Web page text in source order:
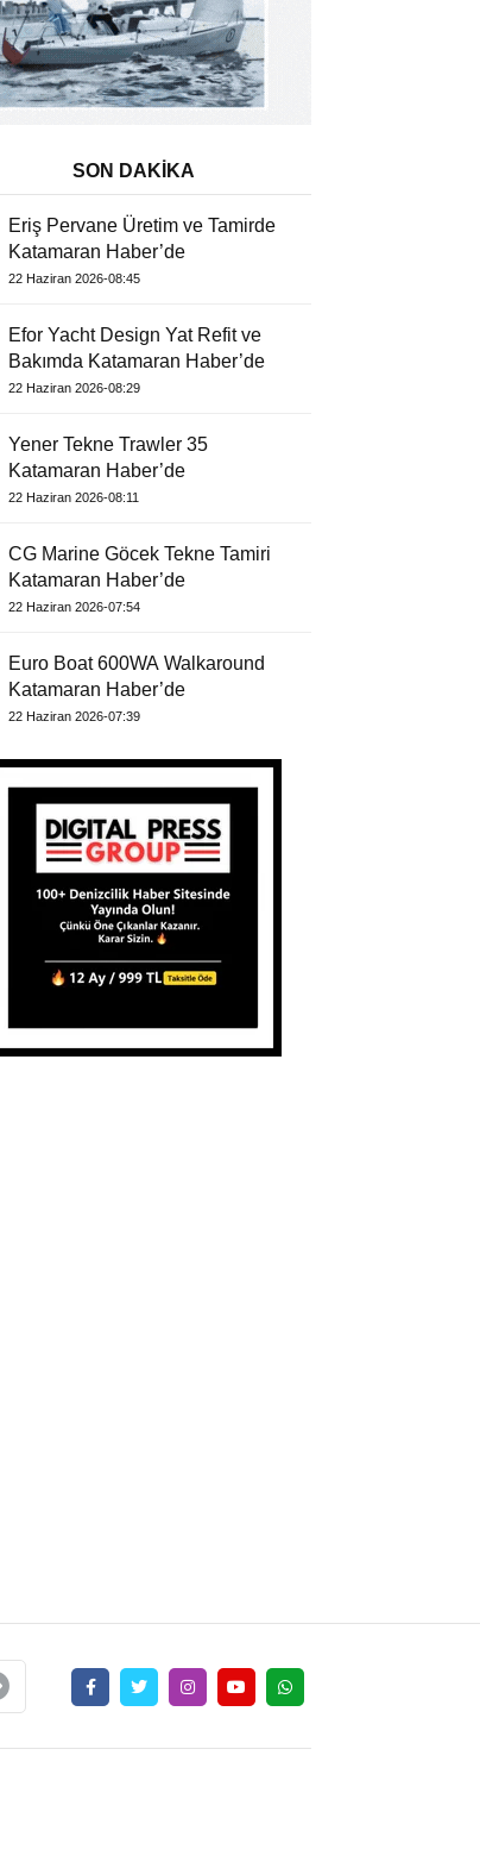
SON DAKİKA
Eriş Pervane Üretim ve Tamirde
Katamaran Haber’de
22 Haziran 2026-08:45
Efor Yacht Design Yat Refit ve
Bakımda Katamaran Haber’de
22 Haziran 2026-08:29
Yener Tekne Trawler 35
Katamaran Haber’de
22 Haziran 2026-08:11
CG Marine Göcek Tekne Tamiri
Katamaran Haber’de
22 Haziran 2026-07:54
Euro Boat 600WA Walkaround
Katamaran Haber’de
22 Haziran 2026-07:39